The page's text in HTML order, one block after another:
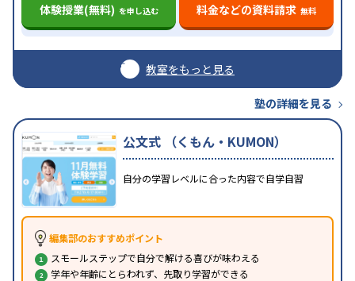
体験授業(無料) を申し込む 料金などの資料請求 無料
教室をもっと見る
塾の詳細を見る
公文式 （くもん・KUMON）
自分の学習レベルに合った内容で自学自習
編集部のおすすめポイント
スモールステップで自分で解ける喜びが味わえる
学年や年齢にとらわれず、先取り学習ができる